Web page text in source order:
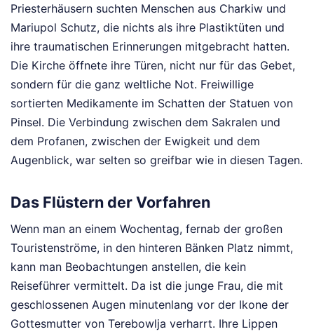
Priesterhäusern suchten Menschen aus Charkiw und
Mariupol Schutz, die nichts als ihre Plastiktüten und
ihre traumatischen Erinnerungen mitgebracht hatten.
Die Kirche öffnete ihre Türen, nicht nur für das Gebet,
sondern für die ganz weltliche Not. Freiwillige
sortierten Medikamente im Schatten der Statuen von
Pinsel. Die Verbindung zwischen dem Sakralen und
dem Profanen, zwischen der Ewigkeit und dem
Augenblick, war selten so greifbar wie in diesen Tagen.
Das Flüstern der Vorfahren
Wenn man an einem Wochentag, fernab der großen
Touristenströme, in den hinteren Bänken Platz nimmt,
kann man Beobachtungen anstellen, die kein
Reiseführer vermittelt. Da ist die junge Frau, die mit
geschlossenen Augen minutenlang vor der Ikone der
Gottesmutter von Terebowlja verharrt. Ihre Lippen